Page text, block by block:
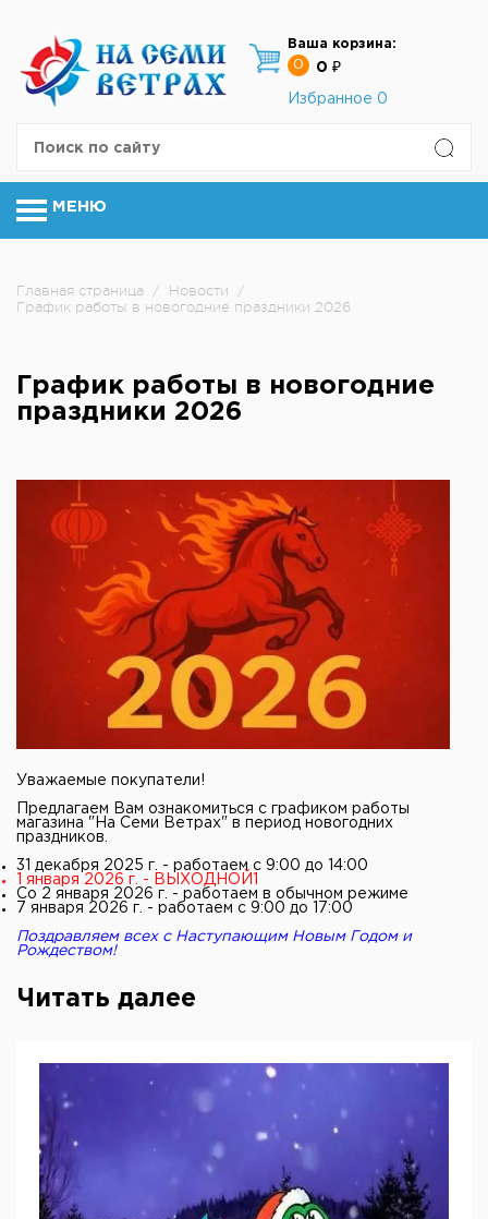
Ваша корзина:
0
0 ₽
Избранное 0
МЕНЮ
Главная страница / Новости
/
График работы в новогодние праздники 2026
График работы в новогодние
праздники 2026
Уважаемые покупатели!
Предлагаем Вам ознакомиться с графиком работы
магазина "На Семи Ветрах" в период новогодних
праздников.
31 декабря 2025 г. - работаем с 9:00 до 14:00
1 января 2026 г. - ВЫХОДНОЙ1
Со 2 января 2026 г. - работаем в обычном режиме
7 января 2026 г. - работаем с 9:00 до 17:00
Поздравляем всех с Наступающим Новым Годом и
Рождеством!
Читать далее